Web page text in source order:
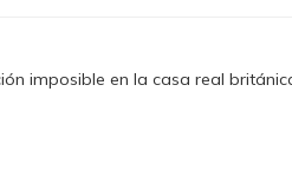
imposible en la casa real